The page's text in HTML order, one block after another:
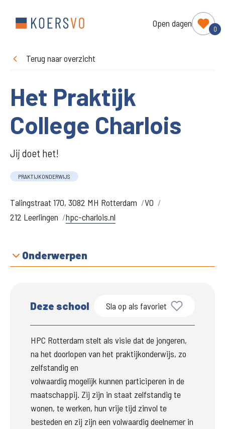
Open dagen
0
Terug naar overzicht
Het Praktijk
College Charlois
Jij doet het!
PRAKTIJKONDERWIJS
Talingstraat 170, 3082 MH Rotterdam
VO
212 Leerlingen
hpc-charlois.nl
Onderwerpen
Deze school Sla op als favoriet
HPC Rotterdam stelt als visie dat de jongeren,
na het doorlopen van het praktijkonderwijs, zo
zelfstandig en
volwaardig mogelijk kunnen participeren in de
maatschappij. Zij zijn in staat zelfstandig te
wonen, te werken, hun vrije tijd zinvol te
besteden en zij zijn een volwaardig deelnemer in